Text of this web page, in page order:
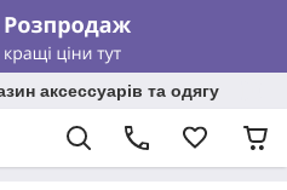
аксессуарів та одягу